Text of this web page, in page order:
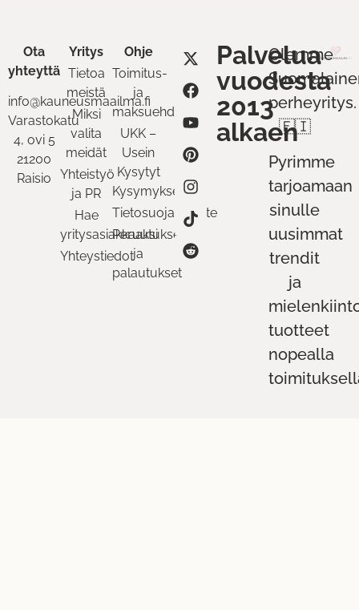
Ota
yhteyttä
info@kauneusmaailma.fi
Varastokatu
4, ovi 5
21200
Raisio
Yritys
Tietoa
meistä
Miksi
valita
meidät
Yhteistyö
ja PR
Hae
yritysasiakkaaksi
Yhteystiedot
Ohje
Toimitus-
ja
maksuehdot
UKK –
Usein
Kysytyt
Kysymykset
Tietosuojaseloste
Peruutukset
ja
palautukset
Palvelua
vuodesta
2013
alkaen
Olemme
perheyritys.
🇫🇮
Pyrimme
tarjoamaan
sinulle
uusimmat
trendit
ja
tuotteet
nopealla